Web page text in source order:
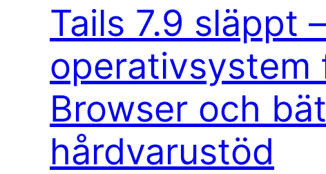
Tails 7.9 släppt
operativsystem
Browser och
hårdvarustöd